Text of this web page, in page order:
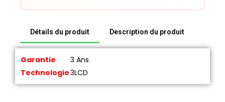
Détails du produit Description du produit
Garantie
3 Ans
Technologie3LCD